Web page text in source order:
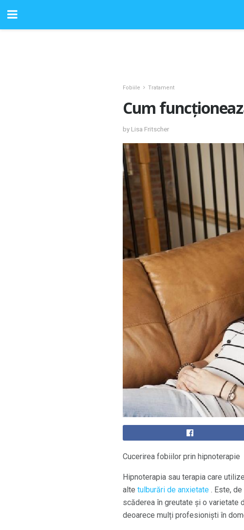
Fobiile Tratament
Cum
by Lisa Fritscher
Cucerirea fobiilor prin hipnoterapie
Hipnoterapia sau terapia care
alte tulburări de anxietate . Este,
scăderea în greutate și o varietate
deoarece mulți profesioniști în